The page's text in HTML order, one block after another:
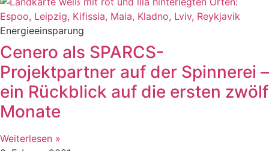
Energieeinsparung
Cenero als SPARCS-
Projektpartner auf der Spinnerei –
ein Rückblick auf die ersten zwölf
Monate
Weiterlesen »